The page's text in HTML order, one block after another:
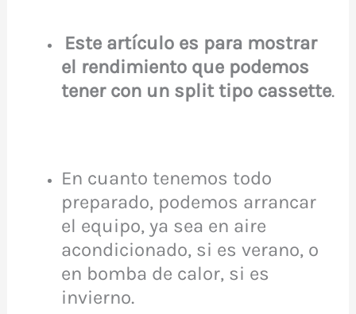
Este artículo es para mostrar
el rendimiento que podemos
tener con un split tipo cassette.
En cuanto tenemos todo
preparado, podemos arrancar
el equipo, ya sea en aire
acondicionado, si es verano, o
en bomba de calor, si es
invierno.